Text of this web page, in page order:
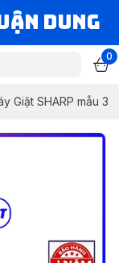
DUNG
0
Giặt SHARP mẫu 3